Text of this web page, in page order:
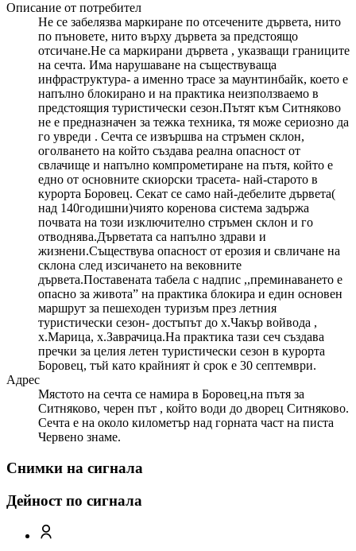
Описание от потребител
Не се забелязва маркиране по отсечените дървета, нито
по пъновете, нито върху дървета за предстоящо
отсичане.Не са маркирани дървета , указващи границите
на сечта. Има нарушаване на съществуваща
инфраструктура- а именно трасе за маунтинбайк, което е
напълно блокирано и на практика неизползваемо в
предстоящия туристически сезон.Пътят към Ситняково
не е предназначен за тежка техника, тя може сериозно да
го увреди . Сечта се извършва на стръмен склон,
оголването на който създава реална опасност от
свлачище и напълно компрометиране на пътя, който е
едно от основните скиорски трасета- най-старото в
курорта Боровец. Секат се само най-дебелите дървета(
над 140годишни)чиято коренова система задържа
почвата на този изключително стръмен склон и го
отводнява.Дърветата са напълно здрави и
жизнени.Съществува опасност от ерозия и свличане на
склона след изсичането на вековните
дървета.Поставената табела с надпис ,,преминаването е
опасно за живота” на практика блокира и един основен
маршрут за пешеходен туризъм през летния
туристически сезон- достъпът до х.Чакър войвода ,
х.Марица, х.Заврачица.На практика тази сеч създава
пречки за целия летен туристически сезон в курорта
Боровец, тъй като крайният ѝ срок е 30 септември.
Адрес
Мястото на сечта се намира в Боровец,на пътя за
Ситняково, черен път , който води до дворец Ситняково.
Сечта е на около километър над горната част на писта
Червено знаме.
Снимки на сигнала
Дейност по сигнала